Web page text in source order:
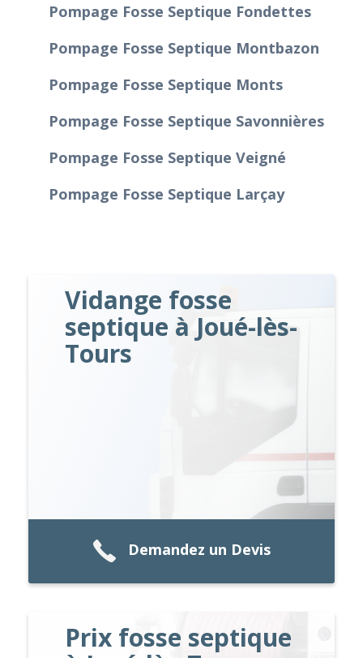
Pompage Fosse Septique Fondettes
Pompage Fosse Septique Montbazon
Pompage Fosse Septique Monts
Pompage Fosse Septique Savonnières
Pompage Fosse Septique Veigné
Pompage Fosse Septique Larçay
Vidange fosse
septique à Joué-lès-
Tours
Demandez un Devis
Prix fosse septique